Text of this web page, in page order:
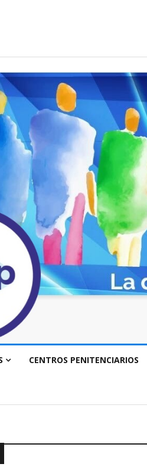
CENTROS PENITENCIARIOS